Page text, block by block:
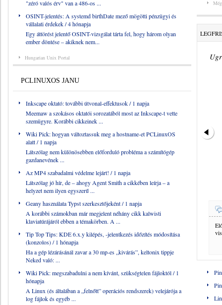
"zéró valós érv" van a 486-os ...
OSINT-jelentés: A systemd birthDate mező mögötti pénzügyi és
vállalati érdekek/ 4 hónapja
Egy áttörést jelentő OSINT-vizsgálat tárta fel, hogy három olyan
ember döntése – akiknek nem...
Hungarian Unix Portal
PCLINUXOS JANU
Inkscape oktató: további útvonal-effektusok/ 1 napja
Meemaw a szokásos oktatói sorozatából most az Inkscape-t vette
szemügyre. Korábbi cikkeinek ...
Wiki Pick: hogyan változtassuk meg a hostname-et PCLinuxOS
alatt/ 1 napja
Látszólag nem különösebben előforduló probléma a számítógép
gazdanevének ...
Az MP4 szabadalmi védelme lejárt! / 1 napja
Látszólag jó hír, de – ahogy Agent Smith a cikkében leírja – a
helyzet nem ilyen egyszerű ...
Geany használata Typst szerkesztőjeként/ 1 napja
A korábbi számokban már megjelent néhány cikk kalwisti
klaviatúrájáról ebben a témakörben. A ...
Tip Top Tips: KDE 6.x.y kilépés, -jelentkezés időzítés módosítása
(konzolos)/ 1 hónapja
Ha a gép lézárásánál zavar a 30 mp-es „kivárás”, keltonix tippje
Neked való: ...
Wiki Pick: megszabadulni a nem kívánt, szükségtelen fájloktól/ 1
hónapja
A Linux (és általában a „felnőtt” operációs rendszerek) velejárója a
log fájlok és egyéb ...